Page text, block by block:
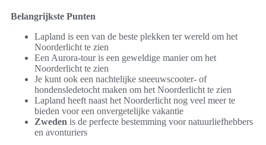
Belangrijkste Punten
Lapland is een van de beste plekken ter wereld om het
Noorderlicht te zien
Een Aurora-tour is een geweldige manier om het
Noorderlicht te zien
Je kunt ook een nachtelijke sneeuwscooter- of
hondensledetocht maken om het Noorderlicht te zien
Lapland heeft naast het Noorderlicht nog veel meer te
bieden voor een onvergetelijke vakantie
Zweden is de perfecte bestemming voor natuurliefhebbers
en avonturiers